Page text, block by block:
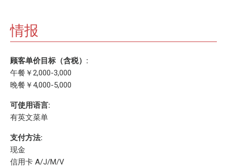
情报
顾客单价目标（含税）:
午餐￥2,000-3,000
晚餐￥4,000-5,000
可使用语言:
有英文菜单
支付方法:
现金
信用卡 A/J/M/V